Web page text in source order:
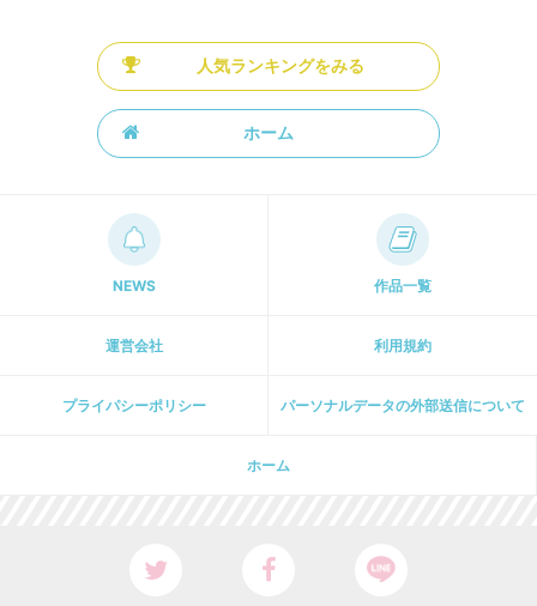
人気ランキングをみる
ホーム
NEWS 作品一覧
運営会社 利用規約
プライパシーポリシー パーソナルデータの外部送信について
ホーム